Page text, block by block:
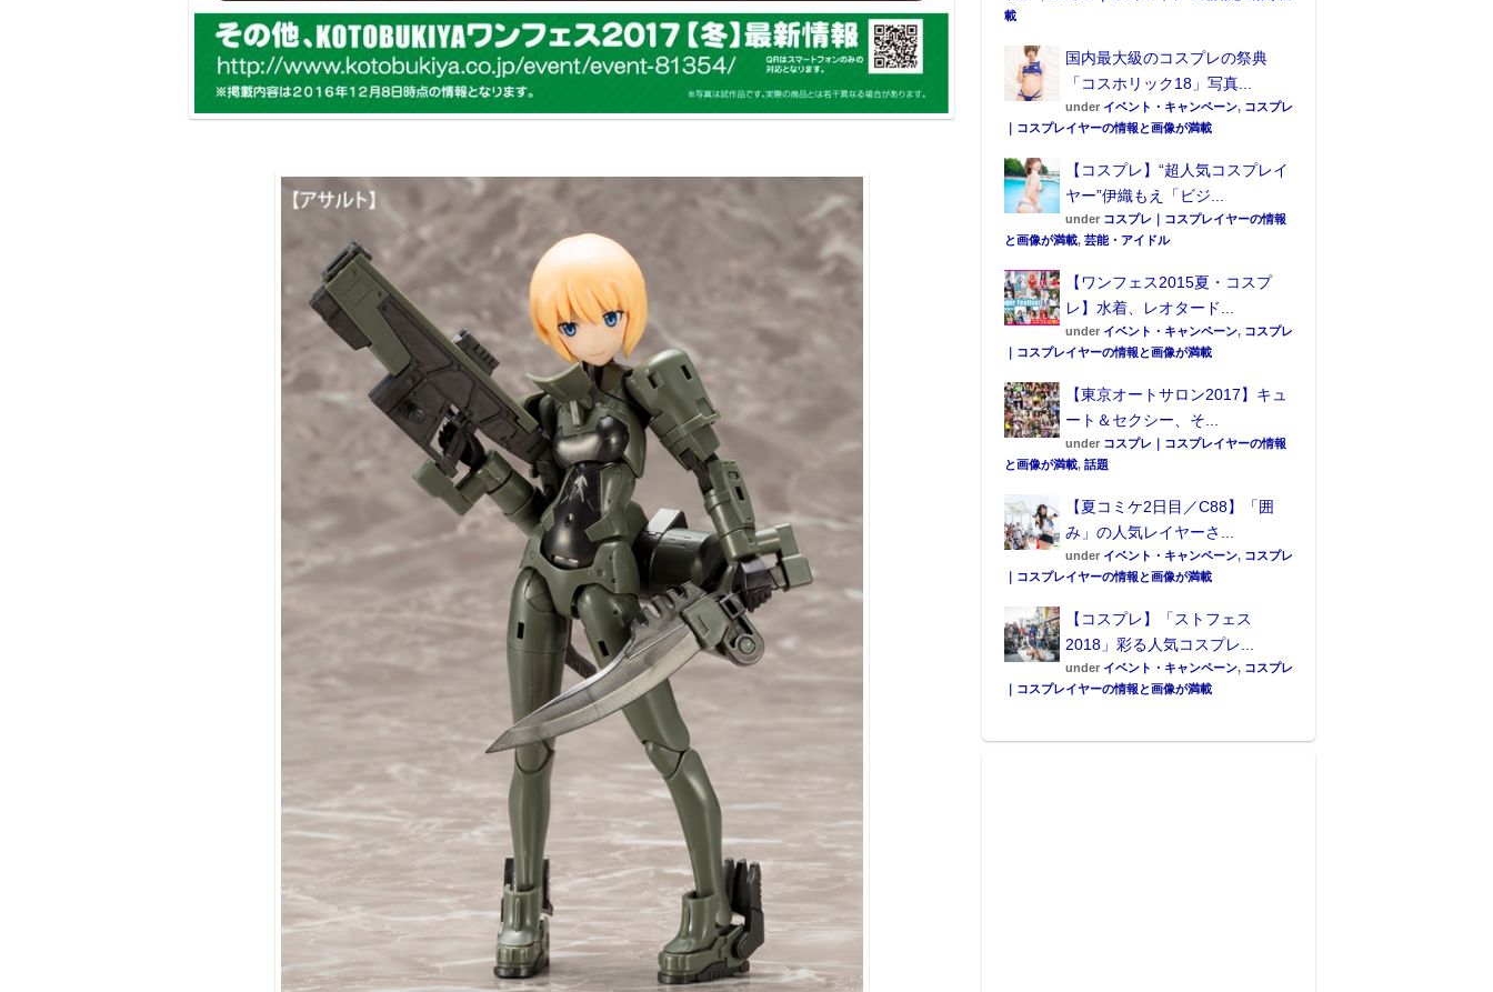
載
国内最大級のコスプレの祭典
「コスホリック18」写真...
under イベント・キャンペーン, コスプレ
｜コスプレイヤーの情報と画像が満載
【コスプレ】“超人気コスプレイ
ヤー”伊織もえ「ビジ...
under コスプレ｜コスプレイヤーの情報
と画像が満載, 芸能・アイドル
【ワンフェス2015夏・コスプ
レ】水着、レオタード...
under イベント・キャンペーン, コスプレ
｜コスプレイヤーの情報と画像が満載
【東京オートサロン2017】キュ
ート＆セクシー、そ...
under コスプレ｜コスプレイヤーの情報
と画像が満載, 話題
【夏コミケ2日目／C88】「囲
み」の人気レイヤーさ...
under イベント・キャンペーン, コスプレ
｜コスプレイヤーの情報と画像が満載
【コスプレ】「ストフェス
2018」彩る人気コスプレ...
under イベント・キャンペーン, コスプレ
｜コスプレイヤーの情報と画像が満載